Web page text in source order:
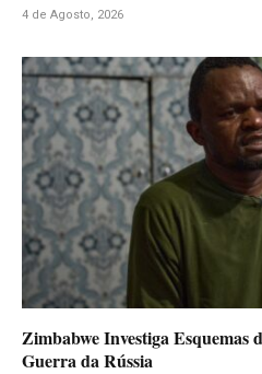
4 de Agosto, 2026
Zimbabwe Investiga Esquemas
Guerra da Rússia